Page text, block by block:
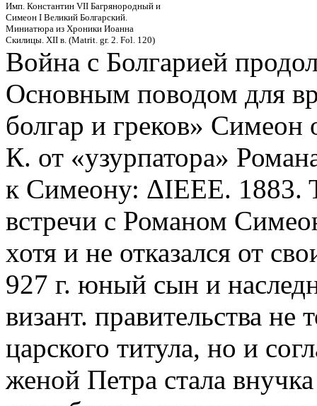
Имп. Константин VII Багрянородный и
Симеон I Великий Болгарский.
Миниатюра из Хроники Иоанна
Скилицы. XII в. (Matrit. gr. 2. Fol. 120)
Война с Болгарией
Основным поводом для
болгар и греков» Симеон
К. от «узурпатора»
к Симеону: ΔΙΕΕΕ. 1883.
встречи с Романом
хотя и не отказался от
927 г. юный сын и
визант. правительства не
царского титула, но и
женой Петра стала